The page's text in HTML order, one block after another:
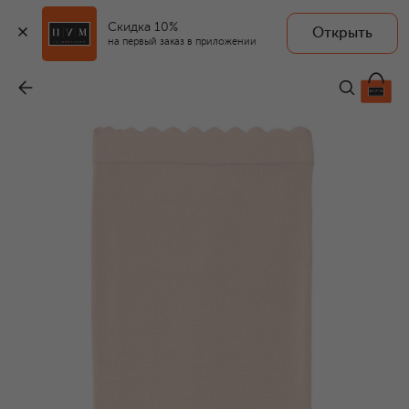
Скидка 10%
на первый заказ в приложении
Открыть
13 950 ₽